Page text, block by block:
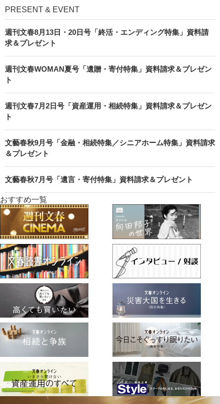
PRESENT & EVENT
週刊文春8月13日・20日号「終活・エンディング特集」資料請
求＆プレゼント
週刊文春WOMAN夏号「遺贈・寄付特集」資料請求＆プレゼン
ト
週刊文春7月2日号「資産運用・相続特集」資料請求＆プレゼン
ト
文藝春秋9月号「金融・相続特集／シニアホーム特集」資料請求
＆プレゼント
文藝春秋7月号「遺言・寄付特集」資料請求＆プレゼント
おすすめ一覧